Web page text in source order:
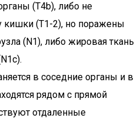
(T4b), либо не
кишки (T1-2), но поражены
(N1), либо жировая ткань
в соседние органы и в
рядом с прямой
отдаленные